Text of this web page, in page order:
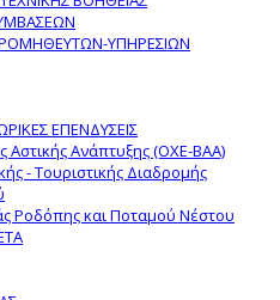
ΥΠΗΡΕΣΙΩΝ
ΕΠΕΝΔΥΣΕΙΣ
Αστικής Ανάπτυξης (ΟΧΕ-ΒΑΑ)
- Τουριστικής Διαδρομής
Ροδόπης και Ποταμού Νέστου